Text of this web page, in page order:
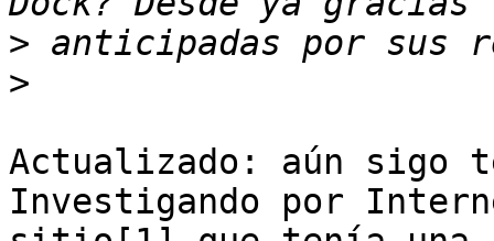
>
>
Actualizado: aún sigo
Investigando por